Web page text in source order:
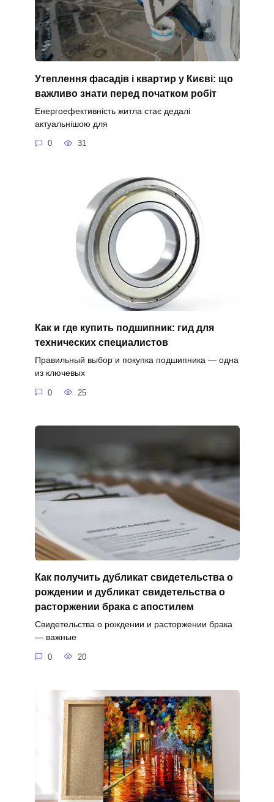
Утеплення фасадів і квартир у Києві: що
важливо знати перед початком робіт
Енергоефективність житла стає дедалі
актуальнішою для
0 31
Как и где купить подшипник: гид для
технических специалистов
Правильный выбор и покупка подшипника — одна
из ключевых
0 25
Как получить дубликат свидетельства о
рождении и дубликат свидетельства о
расторжении брака с апостилем
Свидетельства о рождении и расторжении брака
— важные
0 20